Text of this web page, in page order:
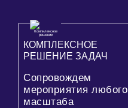
КОМПЛЕКСНОЕ
РЕШЕНИЕ ЗАДАЧ
Сопровождем
мероприятия любого
масштаба